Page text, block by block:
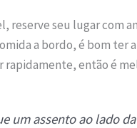
reserve seu lugar com
a bordo, é bom ter
rapidamente, então é
um assento ao lado